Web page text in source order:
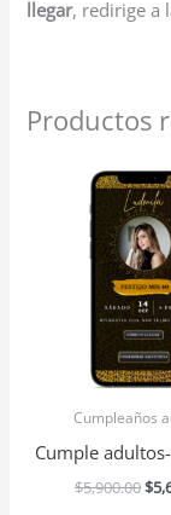
llegar, redirige a
Productos
Cumpleaños
Cumple
$5,900.00
El
era:
$